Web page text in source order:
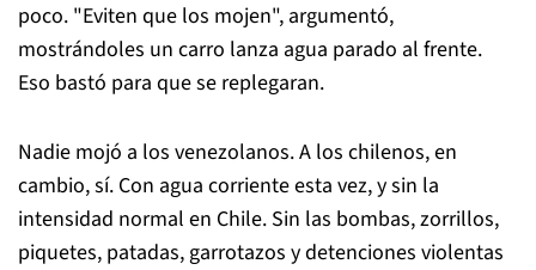
poco. "Eviten que los mojen", argumentó,
mostrándoles un carro lanza agua parado al frente.
Eso bastó para que se replegaran.
Nadie mojó a los venezolanos. A los chilenos, en
cambio, sí. Con agua corriente esta vez, y sin la
intensidad normal en Chile. Sin las bombas, zorrillos,
piquetes, patadas, garrotazos y detenciones violentas